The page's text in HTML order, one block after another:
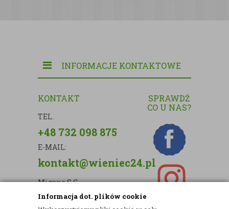
Informacja dot. plików cookie
INFORMACJE KONTAKTOWE
KONTAKT
TEL.
+48 732 098 875
E-MAIL:
kontakt@wieniec24.pl
Migano S.C.
ul. Kartograficzna 88c/m33
SPRAWDŹ
CO U NAS?